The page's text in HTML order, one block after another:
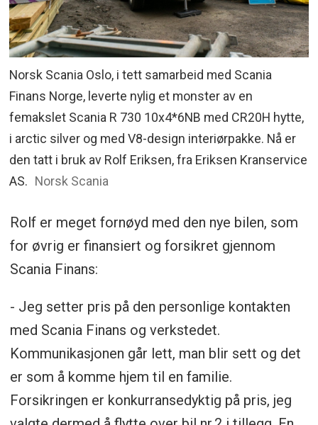
Norsk Scania Oslo, i tett samarbeid med Scania
Finans Norge, leverte nylig et monster av en
femakslet Scania R 730 10x4*6NB med CR20H hytte,
i arctic silver og med V8-design interiørpakke. Nå er
den tatt i bruk av Rolf Eriksen, fra Eriksen Kranservice
AS. Norsk Scania
Rolf er meget fornøyd med den nye bilen, som
for øvrig er finansiert og forsikret gjennom
Scania Finans:
- Jeg setter pris på den personlige kontakten
med Scania Finans og verkstedet.
Kommunikasjonen går lett, man blir sett og det
er som å komme hjem til en familie.
Forsikringen er konkurransedyktig på pris, jeg